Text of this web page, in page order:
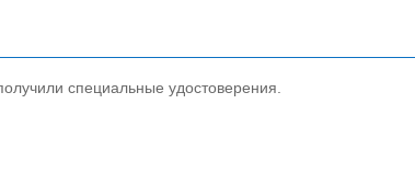
специальные удостоверения.